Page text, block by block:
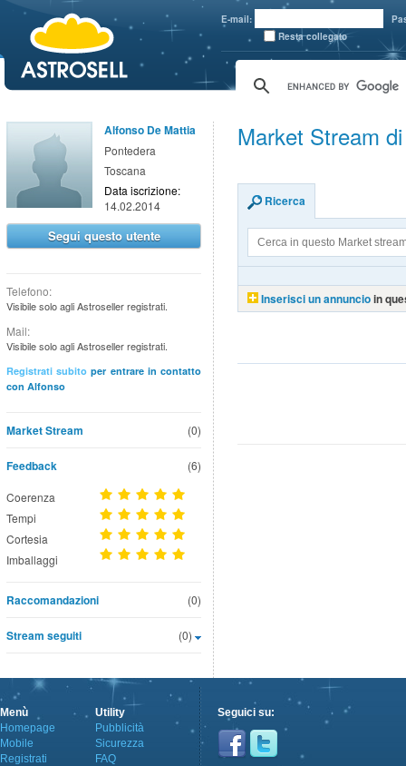
E-mail:
Resta collegato
Alfonso De Mattia
Pontedera
Toscana
Data iscrizione:
14.02.2014
Segui questo utente
Telefono:
Visibile solo agli Astroseller registrati.
Mail:
Visibile solo agli Astroseller registrati.
Registrati subito per entrare in contatto
con Alfonso
(0)
Market Stream
Feedback (6)
Coerenza
Tempi
Cortesia
Imballaggi
(0)
Raccomandazioni
(0)
Stream seguiti
Market Stream
Ricerca
Inserisci un annuncioin
Menù
Homepage
Mobile
Registrati
Utility
Pubblicità
Sicurezza
FAQ
Seguici su: